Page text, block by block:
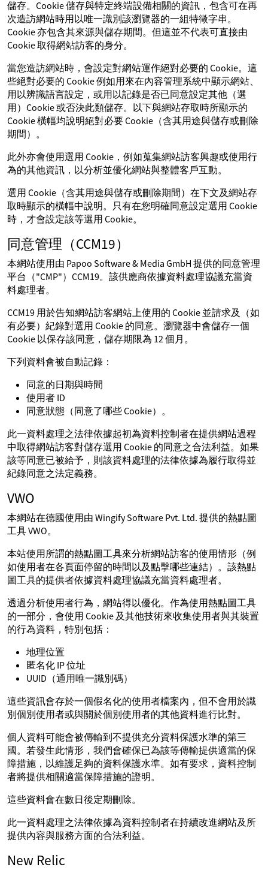
儲存。Cookie 儲存與特定終端設備相關的資訊，包含可在再
次造訪網站時用以唯一識別該瀏覽器的一組特徵字串。
Cookie 亦包含其來源與儲存期間。但這並不代表可直接由
Cookie 取得網站訪客的身分。
當您造訪網站時，會設定對網站運作絕對必要的 Cookie。這
些絕對必要的 Cookie 例如用來在內容管理系統中顯示網站、
用以辨識語言設定，或用以記錄是否已同意設定其他（選
用）Cookie 或否決此類儲存。以下與網站存取時所顯示的
Cookie 橫幅均說明絕對必要 Cookie（含其用途與儲存或刪除
期間）。
此外亦會使用選用 Cookie，例如蒐集網站訪客興趣或使用行
為的其他資訊，以分析並優化網站與整體客戶互動。
選用 Cookie（含其用途與儲存或刪除期間）在下文及網站存
取時顯示的橫幅中說明。只有在您明確同意設定選用 Cookie
時，才會設定該等選用 Cookie。
同意管理（CCM19）
本網站使用由 Papoo Software & Media GmbH 提供的同意管理
平台（"CMP"）CCM19。該供應商依據資料處理協議充當資
料處理者。
CCM19 用於告知網站訪客網站上使用的 Cookie 並請求及（如
有必要）紀錄對選用 Cookie 的同意。瀏覽器中會儲存一個
Cookie 以保存該同意，儲存期限為 12 個月。
下列資料會被自動記錄：
同意的日期與時間
使用者 ID
同意狀態（同意了哪些 Cookie）。
此一資料處理之法律依據起初為資料控制者在提供網站過程
中取得網站訪客對儲存選用 Cookie 的同意之合法利益。如果
該等同意已被給予，則該資料處理的法律依據為履行取得並
紀錄同意之法定義務。
VWO
本網站在德國使用由 Wingify Software Pvt. Ltd. 提供的熱點圖
工具 VWO。
本站使用所謂的熱點圖工具來分析網站訪客的使用情形（例
如使用者在各頁面停留的時間以及點擊哪些連結）。該熱點
圖工具的提供者依據資料處理協議充當資料處理者。
透過分析使用者行為，網站得以優化。作為使用熱點圖工具
的一部分，會使用 Cookie 及其他技術來收集使用者與其裝置
的行為資料，特別包括：
地理位置
匿名化 IP 位址
UUID（通用唯一識別碼）
這些資訊會存於一個假名化的使用者檔案內，但不會用於識
別個別使用者或與關於個別使用者的其他資料進行比對。
個人資料可能會被傳輸到不提供充分資料保護水準的第三
國。若發生此情形，我們會確保已為該等傳輸提供適當的保
障措施，以維護足夠的資料保護水準。如有要求，資料控制
者將提供相關適當保障措施的證明。
這些資料會在數日後定期刪除。
此一資料處理之法律依據為資料控制者在持續改進網站及所
提供內容與服務方面的合法利益。
New Relic